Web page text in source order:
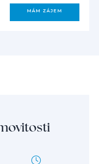
MÁM ZÁJEM